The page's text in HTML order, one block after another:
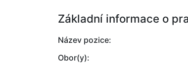
Základní informace o
Název pozice:
Obor(y):